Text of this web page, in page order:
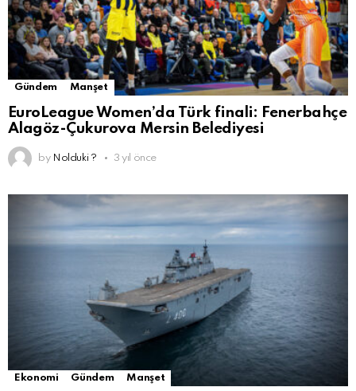
Gündem Manşet
EuroLeague Women’da Türk finali: Fenerbahçe
Alagöz-Çukurova Mersin Belediyesi
by Nolduki ? 3 yıl önce
Ekonomi Gündem Manşet